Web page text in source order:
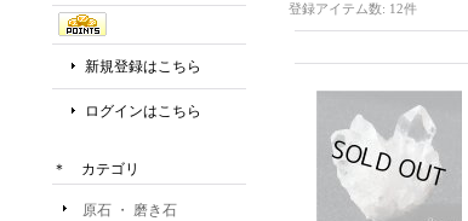
新規登録はこちら
ログインはこちら
＊ カテゴリ
原石 ・ 磨き石
登録アイテム数: 12件